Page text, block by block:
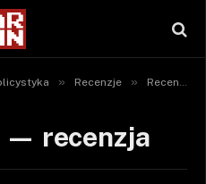
» Recenzje » Recenzje gier
— recenzja